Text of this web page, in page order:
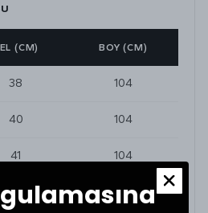
(CM) BOY (CM)
38 104
40 104
41 104
42 104